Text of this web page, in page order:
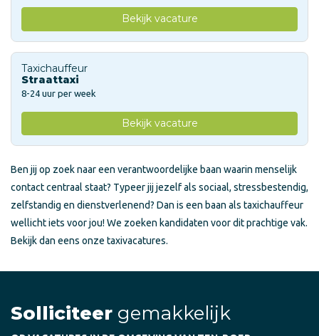
Bekijk vacature
Taxichauffeur
Straattaxi
8-24 uur per week
Bekijk vacature
Ben jij op zoek naar een verantwoordelijke baan waarin menselijk
contact centraal staat? Typeer jij jezelf als sociaal, stressbestendig,
zelfstandig en dienstverlenend? Dan is een baan als taxichauffeur
wellicht iets voor jou! We zoeken kandidaten voor dit prachtige vak.
Bekijk dan eens onze taxivacatures.
Solliciteer gemakkelijk